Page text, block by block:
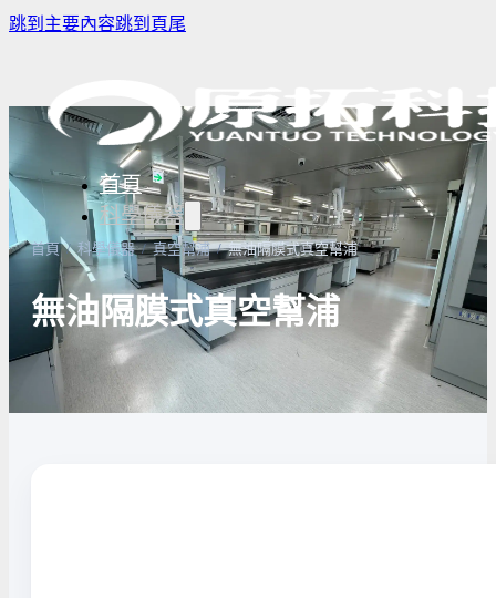
跳到主要內容跳到頁尾
首頁
科學儀器
樣品濃縮/乾燥前處理設備
微量分注吸管pipette
實驗室攪拌器 | 振盪機
實驗室冰箱 / 冷凍櫃
培養箱
高溫爐
生物安全櫃
高壓滅菌鍋
實驗室紫外
首頁 / 科學儀器 / 真空幫浦 / 無油隔膜式真空幫浦
無油隔膜式真空幫浦